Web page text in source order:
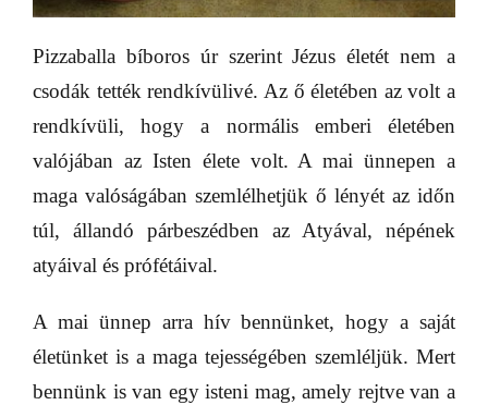
Pizzaballa bíboros úr szerint Jézus életét nem a
csodák tették rendkívülivé. Az ő életében az volt a
rendkívüli, hogy a normális emberi életében
valójában az Isten élete volt. A mai ünnepen a
maga valóságában szemlélhetjük ő lényét az időn
túl, állandó párbeszédben az Atyával, népének
atyáival és prófétáival.
A mai ünnep arra hív bennünket, hogy a saját
életünket is a maga tejességében szemléljük. Mert
bennünk is van egy isteni mag, amely rejtve van a